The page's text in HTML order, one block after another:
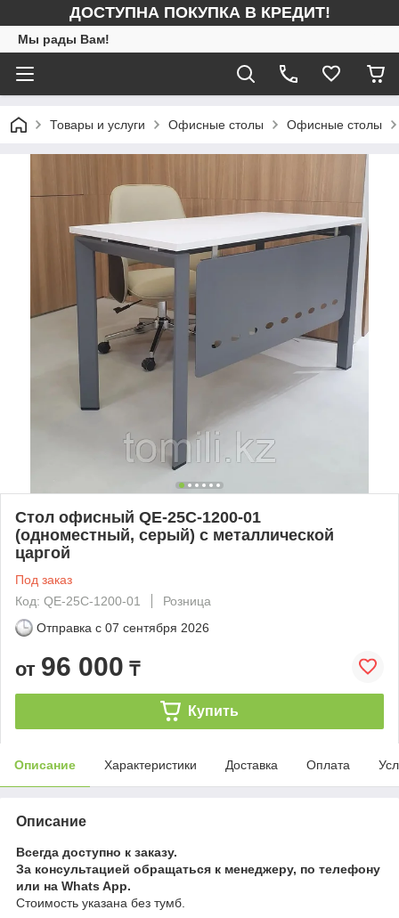
ДОСТУПНА ПОКУПКА В КРЕДИТ!
Мы рады Вам!
Товары и услуги Офисные столы Офисные столы
Стол офисный QE-25С-1200-01
(одноместный, серый) с металлической
царгой
Под заказ
Код: QE-25С-1200-01
Розница
Отправка с 07 сентября 2026
от 96 000 ₸
Купить
Описание Характеристики Доставка Оплата
Описание
Всегда доступно к заказу.
За консультацией обращаться к менеджеру, по телефону
или на Whats App.
Стоимость указана без тумб.